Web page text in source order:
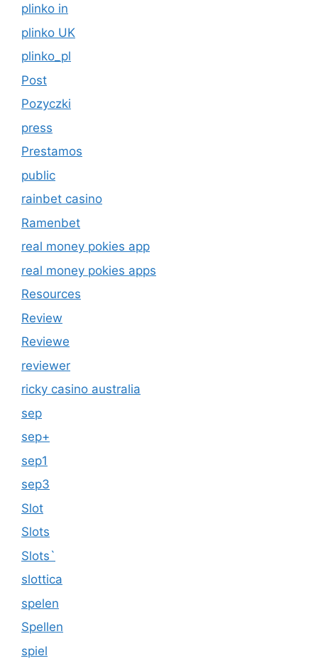
plinko in
plinko UK
plinko_pl
Post
Pozyczki
press
Prestamos
public
rainbet casino
Ramenbet
real money pokies app
real money pokies apps
Resources
Review
Reviewe
reviewer
ricky casino australia
sep
sep+
sep1
sep3
Slot
Slots
Slots`
slottica
spelen
Spellen
spiel